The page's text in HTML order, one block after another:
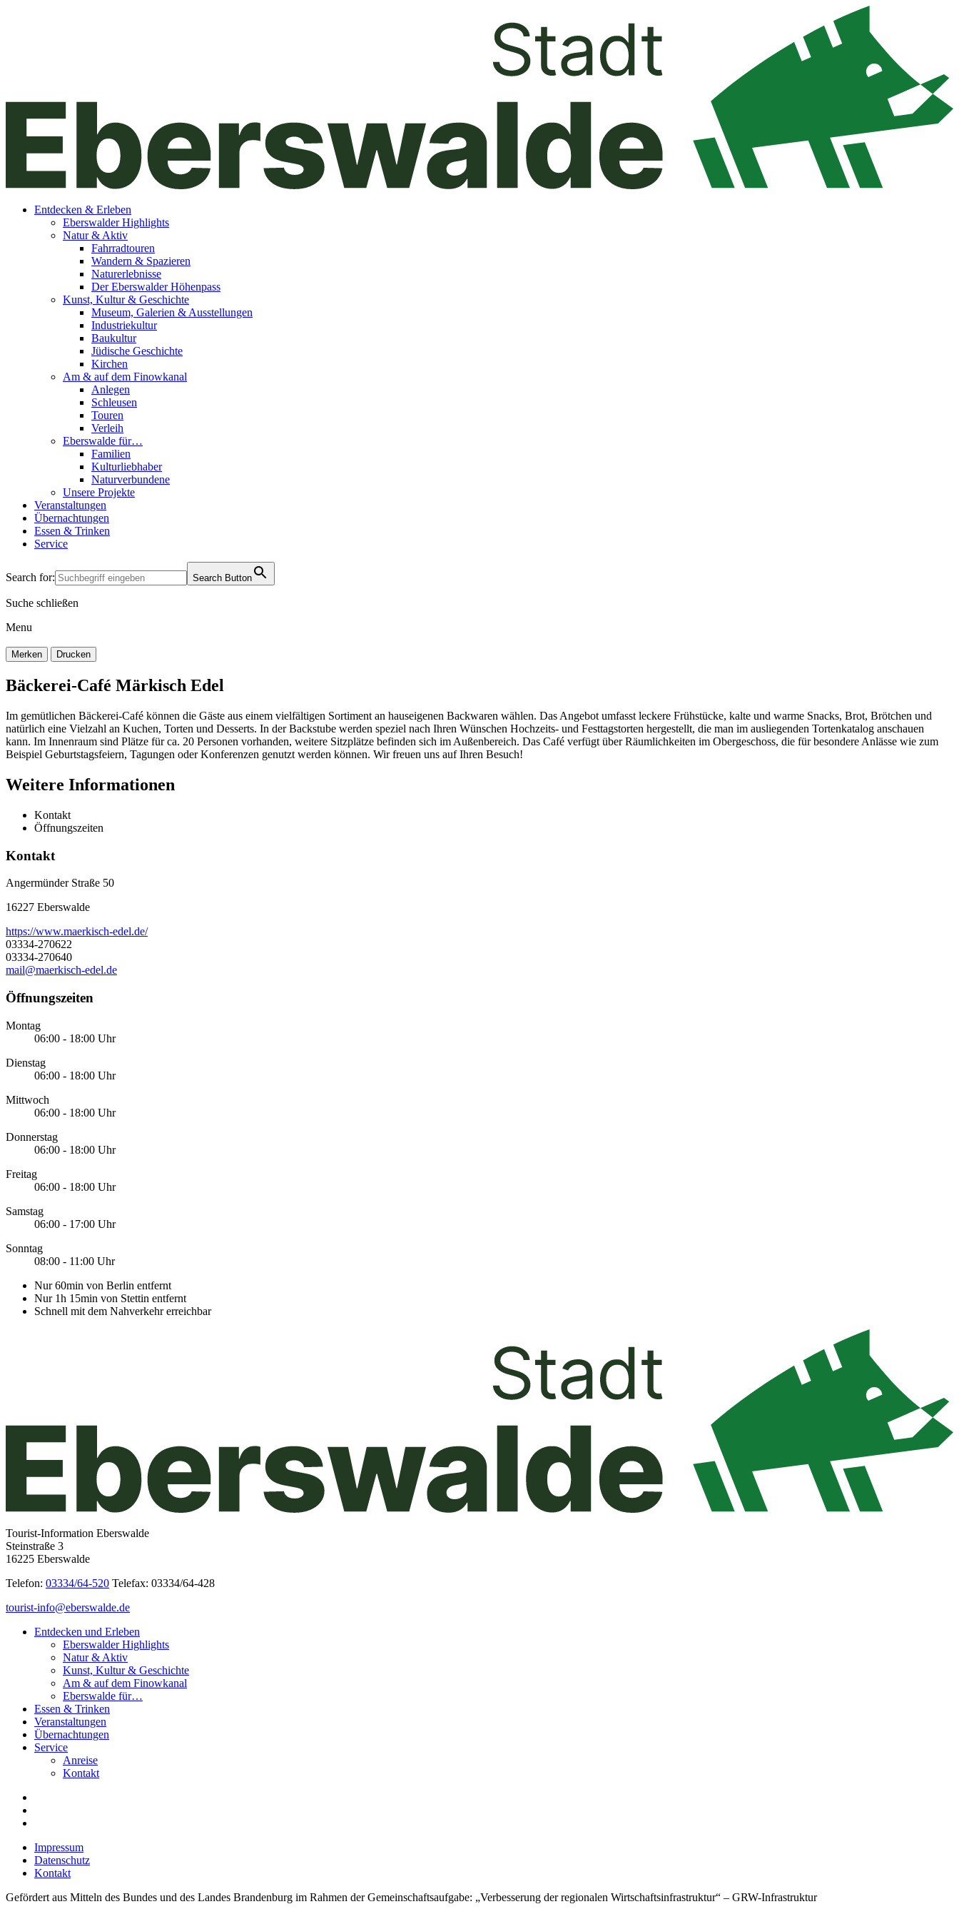
Entdecken & Erleben
Eberswalder Highlights
Natur & Aktiv
Fahrradtouren
Wandern & Spazieren
Naturerlebnisse
Der Eberswalder Höhenpass
Kunst, Kultur & Geschichte
Museum, Galerien & Ausstellungen
Industriekultur
Baukultur
Jüdische Geschichte
Kirchen
Am & auf dem Finowkanal
Anlegen
Schleusen
Touren
Verleih
Eberswalde für…
Familien
Kulturliebhaber
Naturverbundene
Unsere Projekte
Veranstaltungen
Übernachtungen
Essen & Trinken
Service
Search for: Search Button
Suche schließen
Menu
Merken Drucken
Bäckerei-Café Märkisch Edel
Im gemütlichen Bäckerei-Café können die Gäste aus einem vielfältigen Sortiment an hauseigenen Backwaren wählen. Das Angebot umfasst leckere Frühstücke, kalte und warme Snacks, Brot, Brötchen und
natürlich eine Vielzahl an Kuchen, Torten und Desserts. In der Backstube werden speziel nach Ihren Wünschen Hochzeits- und Festtagstorten hergestellt, die man im ausliegenden Tortenkatalog anschauen
kann. Im Innenraum sind Plätze für ca. 20 Personen vorhanden, weitere Sitzplätze befinden sich im Außenbereich. Das Café verfügt über Räumlichkeiten im Obergeschoss, die für besondere Anlässe wie zum
Beispiel Geburtstagsfeiern, Tagungen oder Konferenzen genutzt werden können. Wir freuen uns auf Ihren Besuch!
Weitere Informationen
Kontakt
Öffnungszeiten
Kontakt
Angermünder Straße 50
16227 Eberswalde
https://www.maerkisch-edel.de/
03334-270622
03334-270640
mail@maerkisch-edel.de
Öffnungszeiten
Montag
06:00 - 18:00 Uhr
Dienstag
06:00 - 18:00 Uhr
Mittwoch
06:00 - 18:00 Uhr
Donnerstag
06:00 - 18:00 Uhr
Freitag
06:00 - 18:00 Uhr
Samstag
06:00 - 17:00 Uhr
Sonntag
08:00 - 11:00 Uhr
Nur 60min von Berlin entfernt
Nur 1h 15min von Stettin entfernt
Schnell mit dem Nahverkehr erreichbar
Tourist-Information Eberswalde
Steinstraße 3
16225 Eberswalde
Telefon: 03334/64-520 Telefax: 03334/64-428
tourist-info@eberswalde.de
Entdecken und Erleben
Eberswalder Highlights
Natur & Aktiv
Kunst, Kultur & Geschichte
Am & auf dem Finowkanal
Eberswalde für…
Essen & Trinken
Veranstaltungen
Übernachtungen
Service
Anreise
Kontakt
Impressum
Datenschutz
Kontakt
Gefördert aus Mitteln des Bundes und des Landes Brandenburg im Rahmen der Gemeinschaftsaufgabe: „Verbesserung der regionalen Wirtschaftsinfrastruktur“ – GRW-Infrastruktur